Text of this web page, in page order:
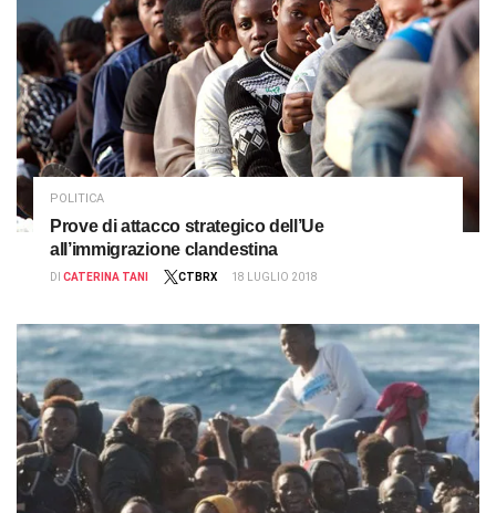
POLITICA
Prove di attacco strategico dell’Ue
all’immigrazione clandestina
DI CATERINA TANI CTBRX 18 LUGLIO 2018